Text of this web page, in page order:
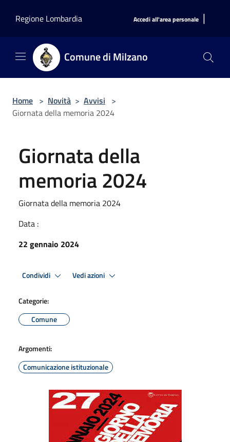
Regione Lombardia
Accedi all'area personale |
Comune di Milzano
Home > Novità > Avvisi >
Giornata della memoria 2024
Giornata della
memoria 2024
Giornata della memoria 2024
Data :
22 gennaio 2024
Condividi Vedi azioni
Categorie:
Comune
Argomenti:
Comunicazione istituzionale